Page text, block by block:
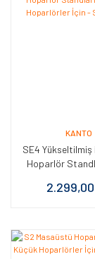
KANTO
SE4
Hoparlör
Siyah